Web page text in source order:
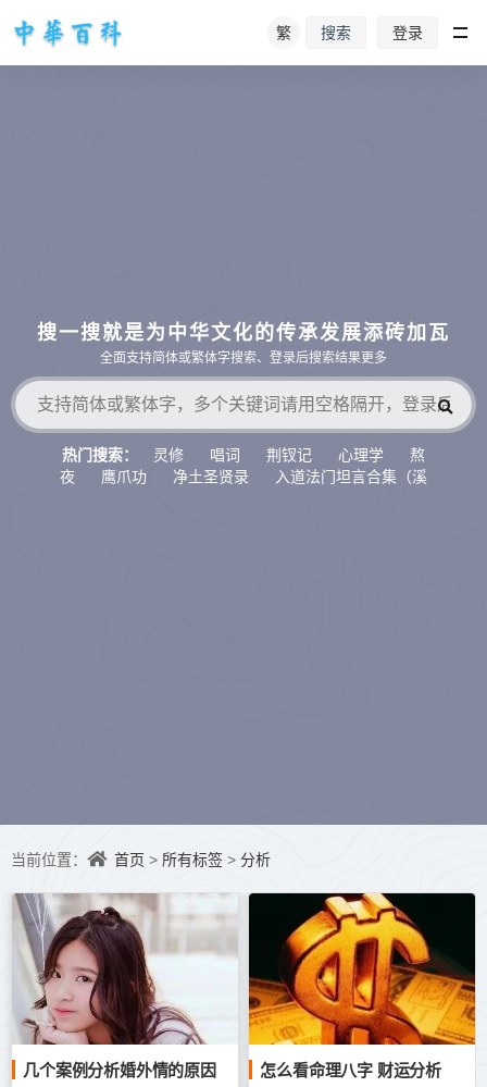
繁 搜索 登录
搜一搜就是为中华文化的传承发展添砖加瓦
全面支持简体或繁体字搜索、登录后搜索结果更多
热门搜索： 灵修 唱词 荆钗记 心理学
熬
夜
鹰爪功 净土圣贤录
入道法门坦言合集（溪
当前位置： 首页 > 所有标签 > 分析
几个案例分析婚外情的原因 怎么看命理八字 财运分析